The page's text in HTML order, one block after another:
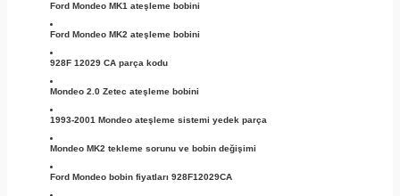
Ford Mondeo MK1 ateşleme bobini
Ford Mondeo MK2 ateşleme bobini
928F 12029 CA parça kodu
Mondeo 2.0 Zetec ateşleme bobini
1993-2001 Mondeo ateşleme sistemi yedek parça
Mondeo MK2 tekleme sorunu ve bobin değişimi
Ford Mondeo bobin fiyatları 928F12029CA